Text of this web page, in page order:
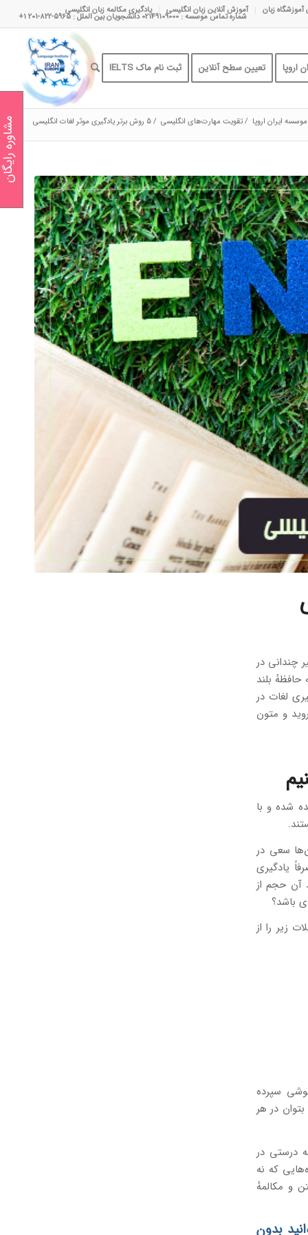
آموزشگاه زبان آموزش آنلاین زبان انگلیسی یادگیری مکالمه زبان انگلیسی
شماره تماس موسسه : 02149109000 دانشجویان بین الملل : 5965-822-201 1+
اروپا تعیین سطح آنلاین ثبت نام ماک IELTS
ایران اروپا /تقویت مهارت‌های انگلیسی /5 روش برتر یادگیری موثر لغات انگلیسی
چندانی در
حافظهٔ بلند
لغات در
و متون
شده و با
سعی در
یادگیری
آن حجم از
باشد؟
زیر را از
سپرده
در هر
درستی در
که نه
و مکالمهٔ
بدون